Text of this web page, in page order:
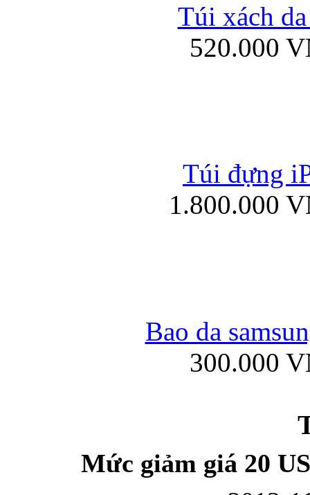
Bao da iPad
Túi xách da
Túi xách
520.000
Túi đựng
1.800.000
Bao da
300.000
Mức giảm giá 20